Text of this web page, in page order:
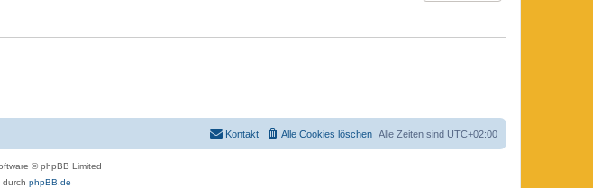
Alle Zeiten sind UTC+02:00
Alle Cookies löschen
Kontakt
© phpBB Limited
durch phpBB.de